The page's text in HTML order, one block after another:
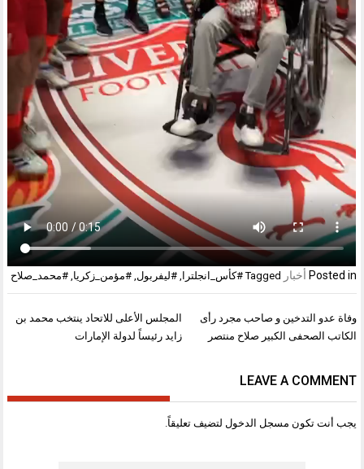
Posted in أخبار Tagged #كأس_انجلترا ,#ليفربول ,#مؤمن_زكريا ,#محمد_صلاح
تصفّح
المقالات
المجلس الأعلى للاتحاد ينتخب محمد بن
زايد رئيساً لدولة الإمارات
وفاة عدو التدخين و صاحب مجرد رأى
الكاتب الصحفى الكبير صلاح منتصر
LEAVE A COMMENT
يجب أنت تكون مسجل الدخول لتضيف تعليقاً.